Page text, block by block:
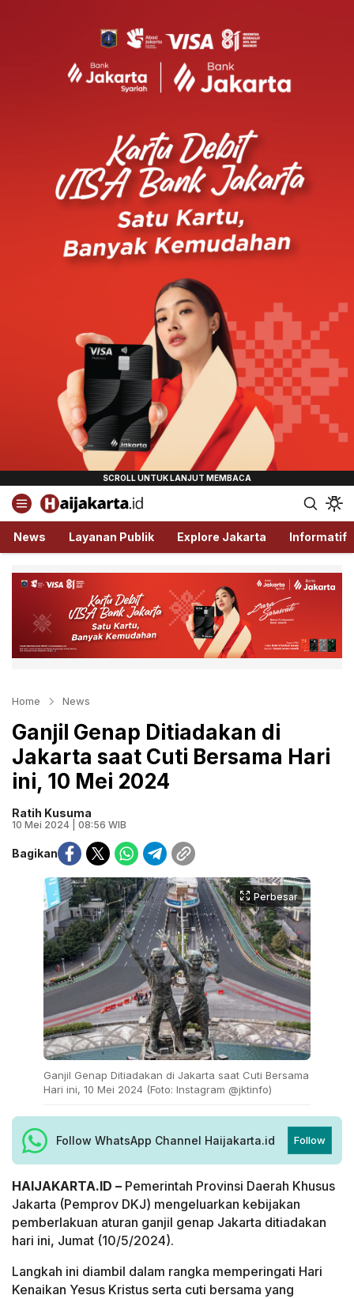
Haijakarta.id
Semua Tentang Jakarta Ada Disini!
News Layanan Publik Explore Jakarta Informatif
Home News
Ganjil Genap Ditiadakan di
Jakarta saat Cuti Bersama Hari
ini, 10 Mei 2024
Ratih Kusuma
10 Mei 2024 | 08:56 WIB
Bagikan
Perbesar
Ganjil Genap Ditiadakan di Jakarta saat Cuti Bersama
Hari ini, 10 Mei 2024 (Foto: Instagram @jktinfo)
Follow WhatsApp Channel Haijakarta.id Follow
HAIJAKARTA.ID – Pemerintah Provinsi Daerah Khusus
Jakarta (Pemprov DKJ) mengeluarkan kebijakan
pemberlakuan aturan ganjil genap Jakarta ditiadakan
hari ini, Jumat (10/5/2024).
Langkah ini diambil dalam rangka memperingati Hari
Kenaikan Yesus Kristus serta cuti bersama yang